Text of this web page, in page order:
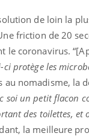
de loin la
friction de 20
le coronavirus.
protège les
au nomadisme, la
soi un petit flacon
des toilettes, et
la meilleure